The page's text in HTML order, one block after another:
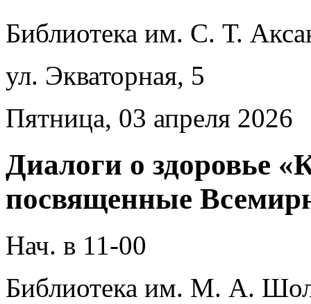
Библиотека им. С. Т.
ул. Экваторная, 5
Пятница, 03 апреля 2026
Диалоги о здоровье
посвященные
Нач. в 11-00
Библиотека им. М. А.